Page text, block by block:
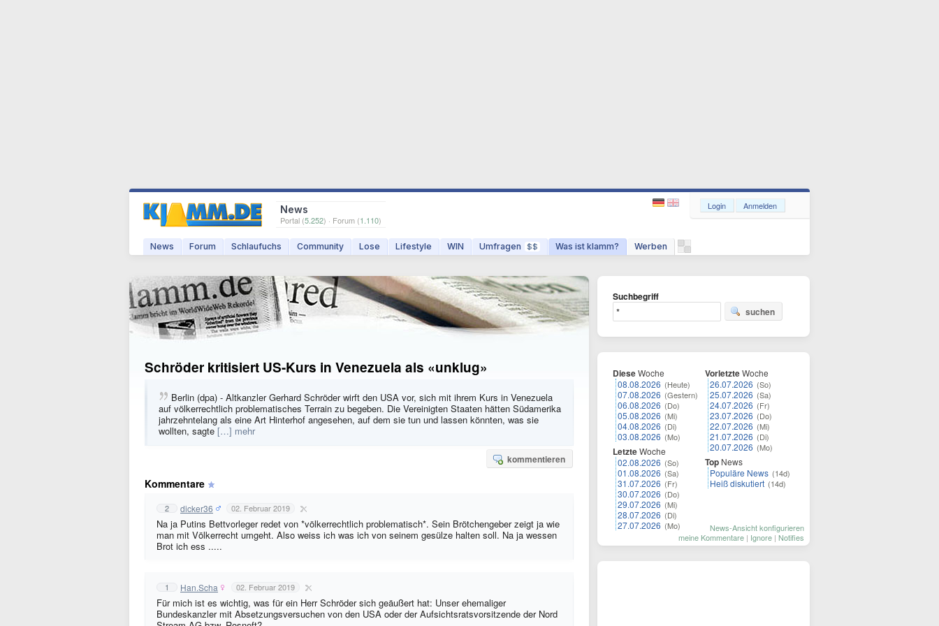
News
Portal (5.252) · Forum (1.110)
News Forum Schlaufuchs Community Lose Lifestyle WIN Umfragen $$ Was ist klamm? Werben
Login Anmelden
Schröder kritisiert US-Kurs in Venezuela als «unklug»
Berlin (dpa) - Altkanzler Gerhard Schröder wirft den USA vor, sich mit ihrem Kurs in Venezuela
auf völkerrechtlich problematisches Terrain zu begeben. Die Vereinigten Staaten hätten Südamerika
jahrzehntelang als eine Art Hinterhof angesehen, auf dem sie tun und lassen könnten, was sie
wollten, sagte […] mehr
kommentieren
Kommentare
2 dicker36 02. Februar 2019
Na ja Putins Bettvorleger redet von *völkerrechtlich problematisch*. Sein Brötchengeber zeigt ja wie
man mit Völkerrecht umgeht. Also weiss ich was ich von seinem gesülze halten soll. Na ja wessen
Brot ich ess .....
1 Han.Scha 02. Februar 2019
Für mich ist es wichtig, was für ein Herr Schröder sich geäußert hat: Unser ehemaliger
Bundeskanzler mit Absetzungsversuchen von den USA oder der Aufsichtsratsvorsitzende der Nord
Suchbegriff
suchen
DieseWoche
08.08.2026 (Heute)
07.08.2026 (Gestern)
06.08.2026 (Do)
05.08.2026 (Mi)
04.08.2026 (Di)
03.08.2026 (Mo)
LetzteWoche
02.08.2026 (So)
01.08.2026 (Sa)
31.07.2026 (Fr)
30.07.2026 (Do)
29.07.2026 (Mi)
28.07.2026 (Di)
27.07.2026 (Mo)
VorletzteWoche
26.07.2026 (So)
25.07.2026 (Sa)
24.07.2026 (Fr)
23.07.2026 (Do)
22.07.2026 (Mi)
21.07.2026 (Di)
20.07.2026 (Mo)
Top News
Populäre News (14d)
Heiß diskutiert (14d)
News-Ansicht konfigurieren
meine Kommentare | Ignore | Notifies